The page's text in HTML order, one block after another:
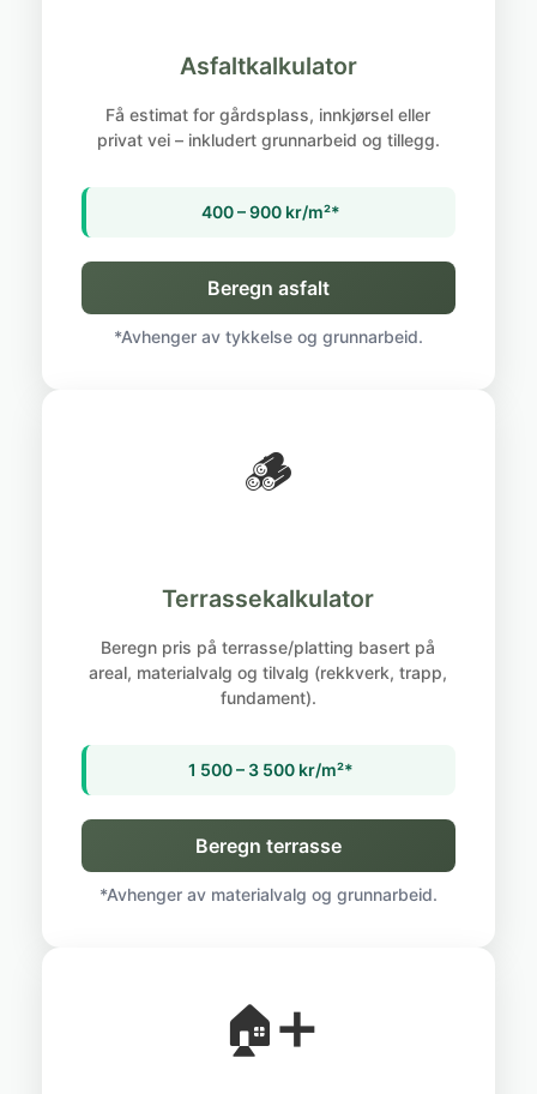
Asfaltkalkulator
Få estimat for gårdsplass, innkjørsel eller
privat vei – inkludert grunnarbeid og tillegg.
400 – 900 kr/m²*
Beregn asfalt
*Avhenger av tykkelse og grunnarbeid.
🪵
Terrassekalkulator
Beregn pris på terrasse/platting basert på
areal, materialvalg og tilvalg (rekkverk, trapp,
fundament).
1 500 – 3 500 kr/m²*
Beregn terrasse
*Avhenger av materialvalg og grunnarbeid.
🏠➕